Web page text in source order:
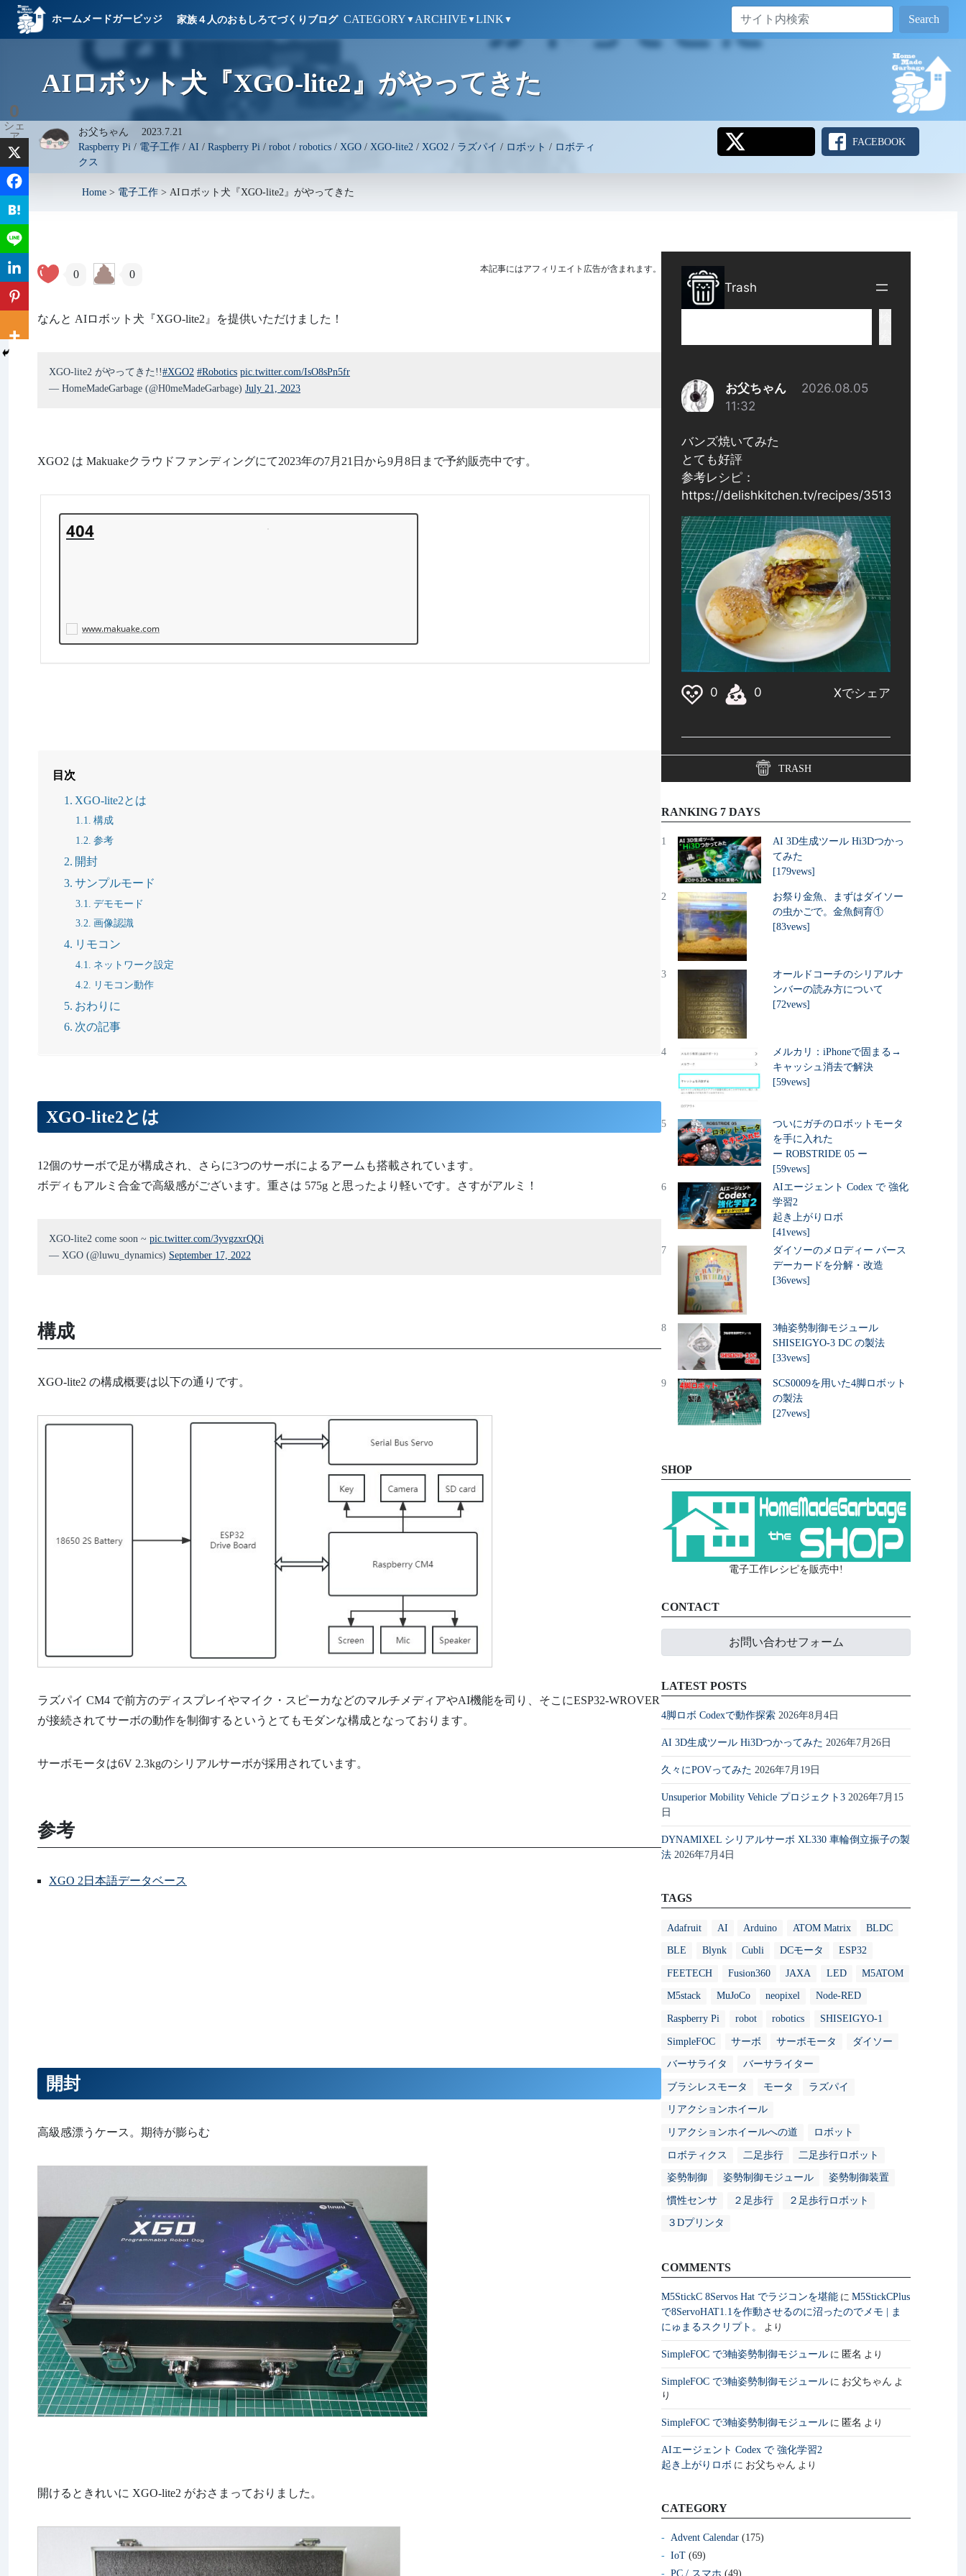
ホームメードガービッジ 家族４人のおもしろてづくりブログ CATEGORY ▼ ARCHIVE ▼LINK ▼ Search
AIロボット犬『XGO-lite2』がやってきた
お父ちゃん 2023.7.21
Raspberry Pi / 電子工作/ AI / Raspberry Pi / robot/ robotics/ XGO/ XGO-lite2 / XGO2 / ラズパイ / ロボット / ロボティ
クス
FACEBOOK
Home > 電子工作 > AIロボット犬『XGO-lite2』がやってきた
本記事にはアフィリエイト広告が含まれます。
0 0
なんと AIロボット犬『XGO-lite2』を提供いただけました！
XGO-lite2 がやってきた!!#XGO2 #Robotics pic.twitter.com/IsO8sPn5fr
— HomeMadeGarbage (@H0meMadeGarbage) July 21, 2023
XGO2 は Makuakeクラウドファンディングにて2023年の7月21日から9月8日まで予約販売中です。
404
www.makuake.com
目次
XGO-lite2とは
構成
参考
開封
サンプルモード
デモモード
画像認識
リモコン
ネットワーク設定
リモコン動作
おわりに
次の記事
XGO-lite2とは
12個のサーボで足が構成され、さらに3つのサーボによるアームも搭載されています。
ボディもアルミ合金で高級感がございます。重さは 575g と思ったより軽いです。さすがアルミ！
XGO-lite2 come soon ~ pic.twitter.com/3yvgzxrQQi
— XGO (@luwu_dynamics) September 17, 2022
構成
XGO-lite2 の構成概要は以下の通りです。
ラズパイ CM4 で前方のディスプレイやマイク・スピーカなどのマルチメディアやAI機能を司り、そこにESP32-WROVER
が接続されてサーボの動作を制御するというとてもモダンな構成となっております。
サーボモータは6V 2.3kgのシリアルサーボが採用されています。
参考
XGO 2日本語データベース
開封
高級感漂うケース。期待が膨らむ
開けるときれいに XGO-lite2 がおさまっておりました。
0
シェ
ア
TRASH
RANKING 7 DAYS
1
AI 3D生成ツール Hi3Dつかっ
てみた
[179vews]
2
お祭り金魚、まずはダイソー
の虫かごで。金魚飼育①
[83vews]
3
オールドコーチのシリアルナ
ンバーの読み方について
[72vews]
4
メルカリ：iPhoneで固まる→
キャッシュ消去で解決
[59vews]
5
ついにガチのロボットモータ
を手に入れた
ー ROBSTRIDE 05 ー
[59vews]
6
AIエージェント Codex で 強化
学習2
起き上がりロボ
[41vews]
7
ダイソーのメロディー バース
デーカードを分解・改造
[36vews]
8
3軸姿勢制御モジュール
SHISEIGYO-3 DC の製法
[33vews]
9
SCS0009を用いた4脚ロボット
の製法
[27vews]
SHOP
電子工作レシピを販売中!
CONTACT
お問い合わせフォーム
LATEST POSTS
4脚ロボ Codexで動作探索 2026年8月4日
AI 3D生成ツール Hi3Dつかってみた 2026年7月26日
久々にPOVってみた 2026年7月19日
Unsuperior Mobility Vehicle プロジェクト3 2026年7月15
日
DYNAMIXEL シリアルサーボ XL330 車輪倒立振子の製
法 2026年7月4日
TAGS
Adafruit AI Arduino ATOM Matrix BLDC
BLE Blynk Cubli DCモータ ESP32
FEETECH Fusion360 JAXA LED M5ATOM
M5stack MuJoCo neopixel Node-RED
Raspberry Pi robot robotics SHISEIGYO-1
SimpleFOC サーボ サーボモータ ダイソー
バーサライタ バーサライター
ブラシレスモータ モータ ラズパイ
リアクションホイール
リアクションホイールへの道 ロボット
ロボティクス 二足歩行 二足歩行ロボット
姿勢制御 姿勢制御モジュール 姿勢制御装置
慣性センサ ２足歩行 ２足歩行ロボット
３Dプリンタ
COMMENTS
M5StickC 8Servos Hat でラジコンを堪能 に M5StickCPlus
で8ServoHAT1.1を作動させるのに沼ったのでメモ | ま
にゅまるスクリプト。
より
SimpleFOC で3軸姿勢制御モジュール に 匿名 より
SimpleFOC で3軸姿勢制御モジュール に お父ちゃん よ
り
SimpleFOC で3軸姿勢制御モジュール に 匿名 より
AIエージェント Codex で 強化学習2
起き上がりロボ に お父ちゃん より
CATEGORY
Advent Calendar (175)
IoT (69)
PC / スマホ (49)